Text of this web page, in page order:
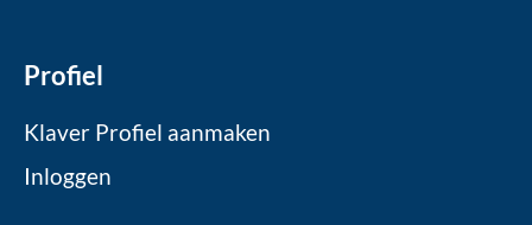
Profiel
Klaver Profiel aanmaken
Inloggen